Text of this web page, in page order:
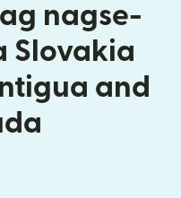
nagse-
Slovakia
and